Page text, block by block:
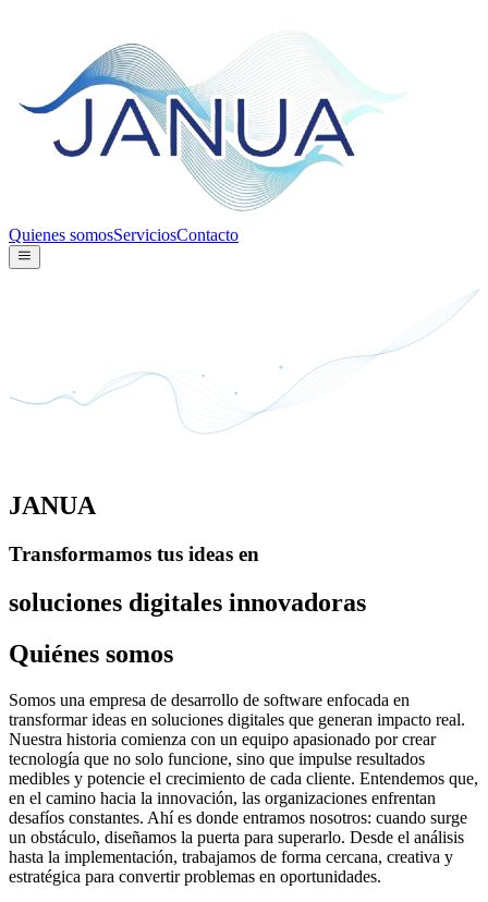
Quienes somosServiciosContacto
JANUA
Transformamos tus ideas en
soluciones digitales innovadoras
Quiénes somos
Somos una empresa de desarrollo de software enfocada en
transformar ideas en soluciones digitales que generan impacto real.
Nuestra historia comienza con un equipo apasionado por crear
tecnología que no solo funcione, sino que impulse resultados
medibles y potencie el crecimiento de cada cliente. Entendemos que,
en el camino hacia la innovación, las organizaciones enfrentan
desafíos constantes. Ahí es donde entramos nosotros: cuando surge
un obstáculo, diseñamos la puerta para superarlo. Desde el análisis
hasta la implementación, trabajamos de forma cercana, creativa y
estratégica para convertir problemas en oportunidades.